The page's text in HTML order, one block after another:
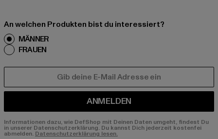
An welchen Produkten bist du interessiert?
MÄNNER
FRAUEN
ANMELDEN
Informationen dazu, wie DefShop mit Deinen Daten umgeht, findest Du
in unserer Datenschutzerklärung. Du kannst Dich jederzeit kostenfei
abmelden. Datenschutzerklärung lesen.